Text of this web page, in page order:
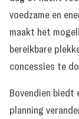
voedzame en
maakt het
bereikbare
concessies te
Bovendien biedt
planning